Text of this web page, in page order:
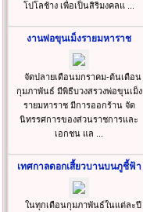
โปโลช้าง เพื่อเป็นสิริมงคลแ ...
งานพ่อขุนเม็งรายมหาราช
จัดปลายเดือนมกราคม-ต้นเดือน
กุมภาพันธ์ มีพิธีบวงสรวงพ่อขุนเม็ง
รายมหาราช มีการออกร้าน จัด
นิทรรศการของส่วนราชการและ
เอกชน แล ...
เทศกาลดอกเสี้ยวบานบนภูชี้ฟ้า
ในทุกเดือนกุมภาพันธ์ในแต่ละปี